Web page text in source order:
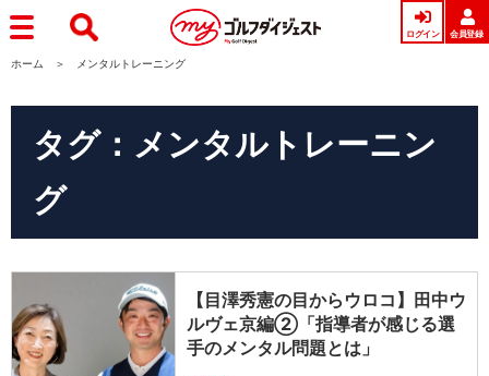
ログイン 会員登録
ホーム メンタルトレーニング
タグ：メンタルトレーニン
グ
【目澤秀憲の目からウロコ】田中ウ
ルヴェ京編②「指導者が感じる選
手のメンタル問題とは」